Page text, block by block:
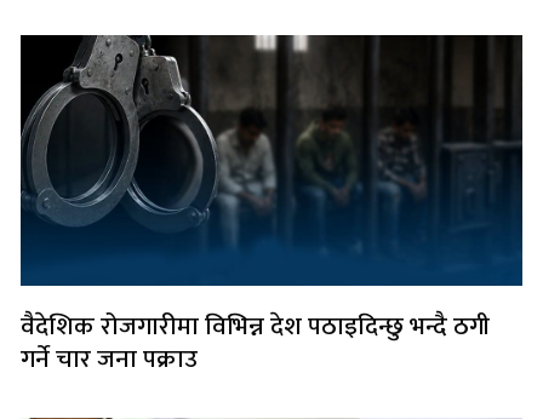
वैदेशिक रोजगारीमा विभिन्न देश पठाइदिन्छु भन्दै ठगी
गर्ने चार जना पक्राउ